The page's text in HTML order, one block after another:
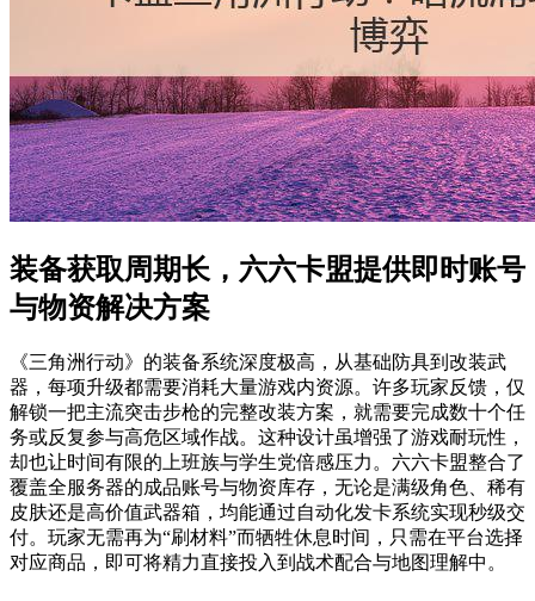
装备获取周期长，六六卡盟提供即时账号
与物资解决方案
《三角洲行动》的装备系统深度极高，从基础防具到改装武
器，每项升级都需要消耗大量游戏内资源。许多玩家反馈，仅
解锁一把主流突击步枪的完整改装方案，就需要完成数十个任
务或反复参与高危区域作战。这种设计虽增强了游戏耐玩性，
却也让时间有限的上班族与学生党倍感压力。六六卡盟整合了
覆盖全服务器的成品账号与物资库存，无论是满级角色、稀有
皮肤还是高价值武器箱，均能通过自动化发卡系统实现秒级交
付。玩家无需再为“刷材料”而牺牲休息时间，只需在平台选择
对应商品，即可将精力直接投入到战术配合与地图理解中。